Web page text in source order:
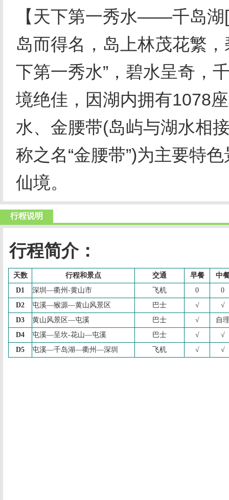
【天下第一秀水——千岛
岛而得名，岛上林茂花繁
下第一秀水”，碧水呈奇，
境绝佳，因湖内拥有1078
水、金腰带(岛屿与湖水相
称之名“金腰带”)为主要特
仙境。
行程说明
行程简介：
天数 行程和景点 交通 早餐
中
D1
深圳—衢州 -黄山市 飞机 0
0
D2
屯溪—猴源—黄山风景区 巴士 √
√
D3
黄山风景区—屯溪 巴士 √
自
D4
屯溪—呈坎-花山—屯溪 巴士 √
√
D5
屯溪—千岛湖—衢州—深圳 飞机 √ √